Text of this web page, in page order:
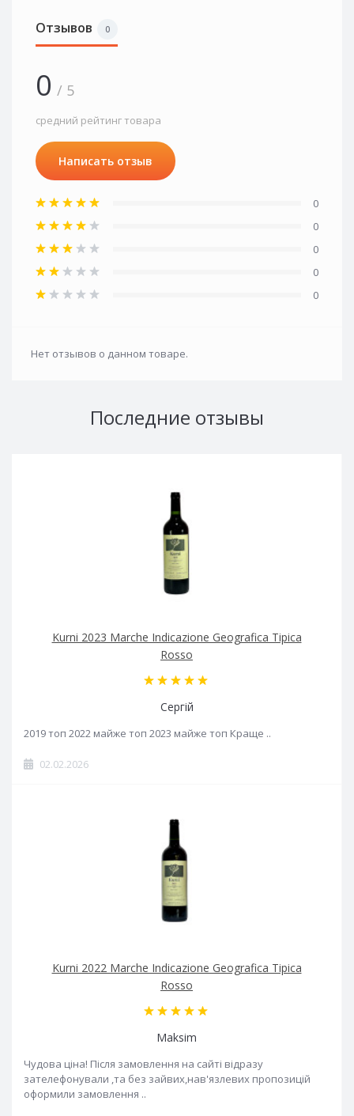
Отзывов 0
0 / 5
средний рейтинг товара
Написать отзыв
0
0
0
0
0
Нет отзывов о данном товаре.
Последние отзывы
Kurni 2023 Marche Indicazione Geografica Tipica
Rosso
Сергій
2019 топ 2022 майже топ 2023 майже топ Краще ..
02.02.2026
Kurni 2022 Marche Indicazione Geografica Tipica
Rosso
Maksim
Чудова ціна! Після замовлення на сайті відразу
зателефонували ,та без зайвих,нав'язлевих пропозицій
оформили замовлення ..